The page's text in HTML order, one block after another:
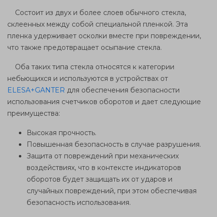
Состоит из двух и более слоев обычного стекла,
склеенных между собой специальной пленкой. Эта
пленка удерживает осколки вместе при повреждении,
что также предотвращает осыпание стекла.
Оба таких типа стекла относятся к категории
небьющихся и используются в устройствах от
ELESA+GANTER для обеспечения безопасности
использования счетчиков оборотов и дает следующие
преимущества:
Высокая прочность.
Повышенная безопасность в случае разрушения.
Защита от повреждений при механических
воздействиях, что в контексте индикаторов
оборотов будет защищать их от ударов и
случайных повреждений, при этом обеспечивая
безопасность использования.